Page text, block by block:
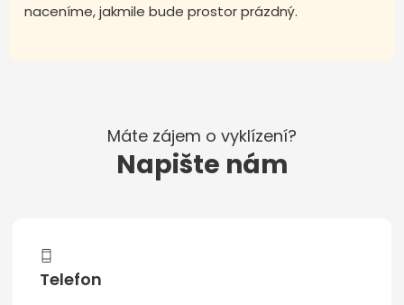
naceníme, jakmile bude prostor prázdný.
Máte zájem o vyklízení?
Napište nám
Telefon